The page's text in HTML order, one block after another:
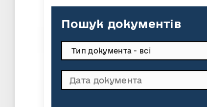
Пошук документів